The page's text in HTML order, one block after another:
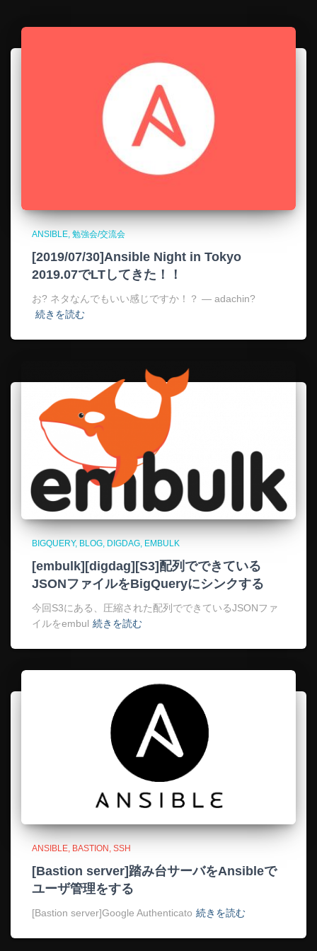
ANSIBLE 勉強会/交流会
[2019/07/30]Ansible Night in Tokyo
2019.07でLTしてきた！！
お? ネタなんでもいい感じですか！？ — adachin?
続きを読む
BIGQUERY BLOG DIGDAG EMBULK
[embulk][digdag][S3]配列でできている
JSONファイルをBigQueryにシンクする
今回S3にある、圧縮された配列でできているJSONファ
イルをembul 続きを読む
ANSIBLE BASTION SSH
[Bastion server]踏み台サーバをAnsibleで
ユーザ管理をする
[Bastion server]Google Authenticato 続きを読む